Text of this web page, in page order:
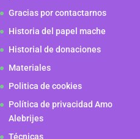
Gracias por contactarnos
Historia del papel mache
Historial de donaciones
Materiales
Politica de cookies
Política de privacidad Amo
Alebrijes
Técnicas